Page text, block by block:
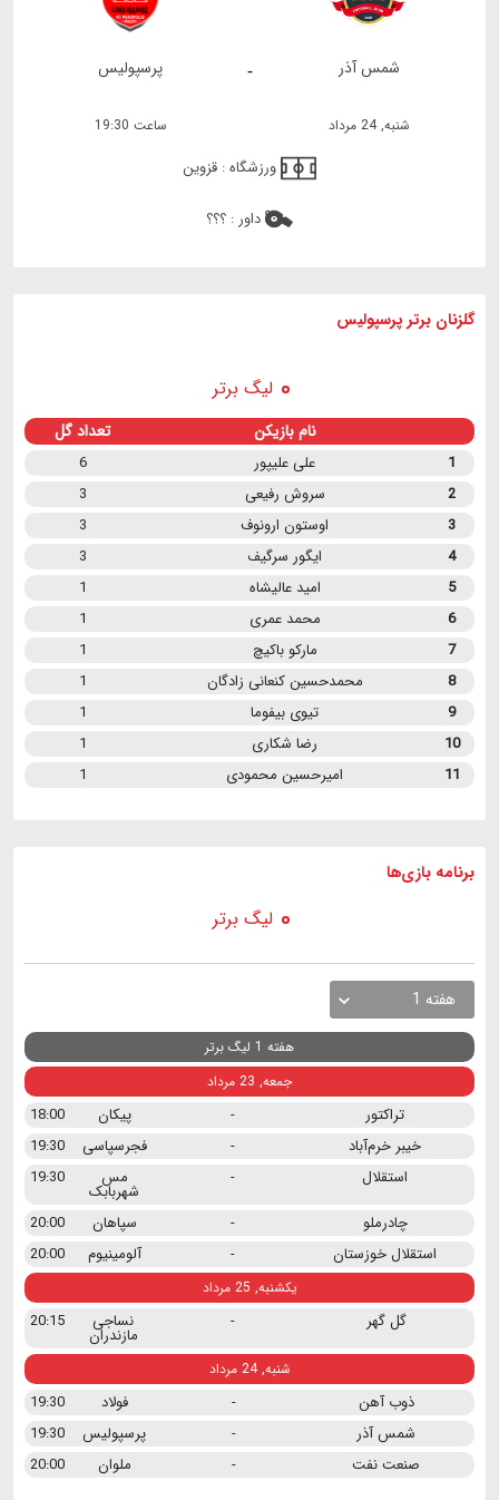
- شمس آذر پرسپولیس
شنبه, 24 مرداد ساعت 19:30
ورزشگاه : قزوین
داور : ؟؟؟
گلزنان برتر پرسپولیس
لیگ برتر
نام بازیکن تعداد گل
1 علی علیپور
6
2
سروش رفیعی
3
3
اوستون ارونوف
3
4
ایگور سرگیف
3
5
امید عالیشاه
1
6
محمد عمری
1
7
مارکو باکیچ
1
8
محمدحسین کنعانی زادگان
1
9
تیوی بیفوما
1
10
رضا شکاری
1
11
امیرحسین محمودی 1
برنامه بازی ها
لیگ برتر
هفته 1
هفته 1 لیگ برتر
جمعه, 23 مرداد
تراکتور - پیکان
18:00
خیبر خرم‌آباد
- فجرسپاسی
19:30
استقلال
- مس
شهربابک
19:30
چادرملو
- سپاهان
20:00
استقلال خوزستان
- آلومینیوم 20:00
یکشنبه, 25 مرداد
گل گهر - نساجی
مازندران
20:15
شنبه, 24 مرداد
ذوب آهن - فولاد
19:30
شمس آذر
- پرسپولیس
19:30
صنعت نفت
- ملوان 20:00